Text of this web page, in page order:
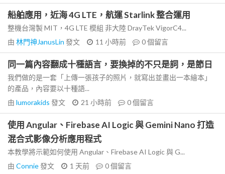
船舶應用，近海 4G LTE，航運 Starlink 整合運用
整機台灣製 MIT，4G LTE 模組 非大陸 DrayTek VigorC4...
由 林門神JanusLin 發文 11 小時前 0個留言
同一篇內容翻成十種語言，要換掉的不只是詞，是節日
我們做的是一套「上傳一張孩子的照片，就寫出並畫出一本繪本」
的產品，內容要以十種語...
由 lumorakids 發文 21 小時前 0個留言
使用 Angular、Firebase AI Logic 與 Gemini Nano 打造
混合式影像分析應用程式
本教學將示範如何使用 Angular、Firebase AI Logic 與 G...
由 Connie發文 1 天前 0個留言